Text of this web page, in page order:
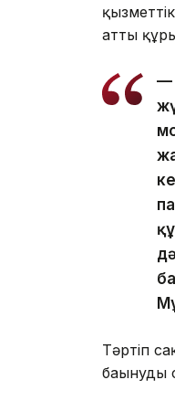
атты
—
Тәртіп
бағынуды